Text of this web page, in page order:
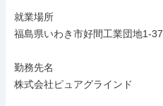
就業場所
福島県いわき市好間工業団地1-37
勤務先名
株式会社ピュアグラインド